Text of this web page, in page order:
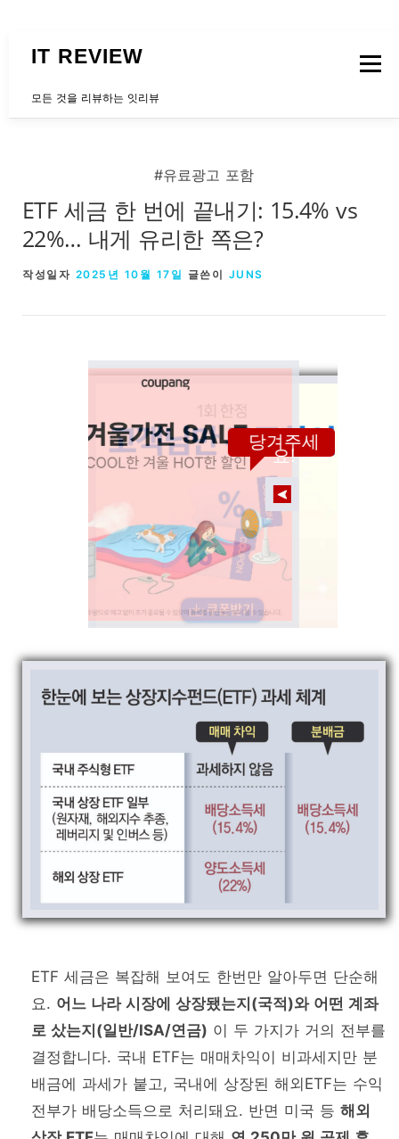
IT REVIEW
모든 것을 리뷰하는 잇리뷰
메뉴
#유료광고 포함
ETF 세금 한 번에 끝내기: 15.4% vs
22%… 내게 유리한 쪽은?
작성일자 2025년 10월 17일 글쓴이 JUNS
당겨주세
요!
ETF 세금은 복잡해 보여도 한번만 알아두면 단순해
요. 어느 나라 시장에 상장됐는지(국적)와 어떤 계좌
로 샀는지(일반/ISA/연금) 이 두 가지가 거의 전부를
결정합니다. 국내 ETF는 매매차익이 비과세지만 분
배금에 과세가 붙고, 국내에 상장된 해외ETF는 수익
전부가 배당소득으로 처리돼요. 반면 미국 등 해외